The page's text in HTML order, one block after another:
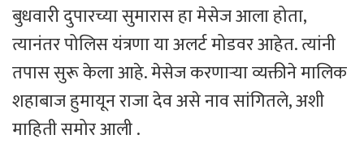
बुधवारी दुपारच्या सुमारास हा मेसेज आला होता,
त्यानंतर पोलिस यंत्रणा या अलर्ट मोडवर आहेत. त्यांनी
तपास सुरू केला आहे. मेसेज करणाऱ्या व्यक्तीने मालिक
शहाबाज हुमायून राजा देव असे नाव सांगितले, अशी
माहिती समोर आली .